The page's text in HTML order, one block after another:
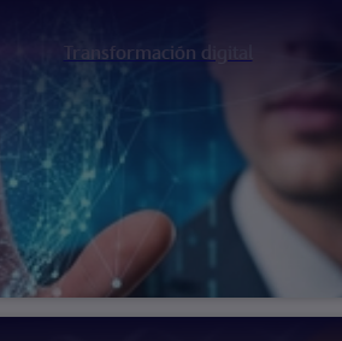
Transformación digital